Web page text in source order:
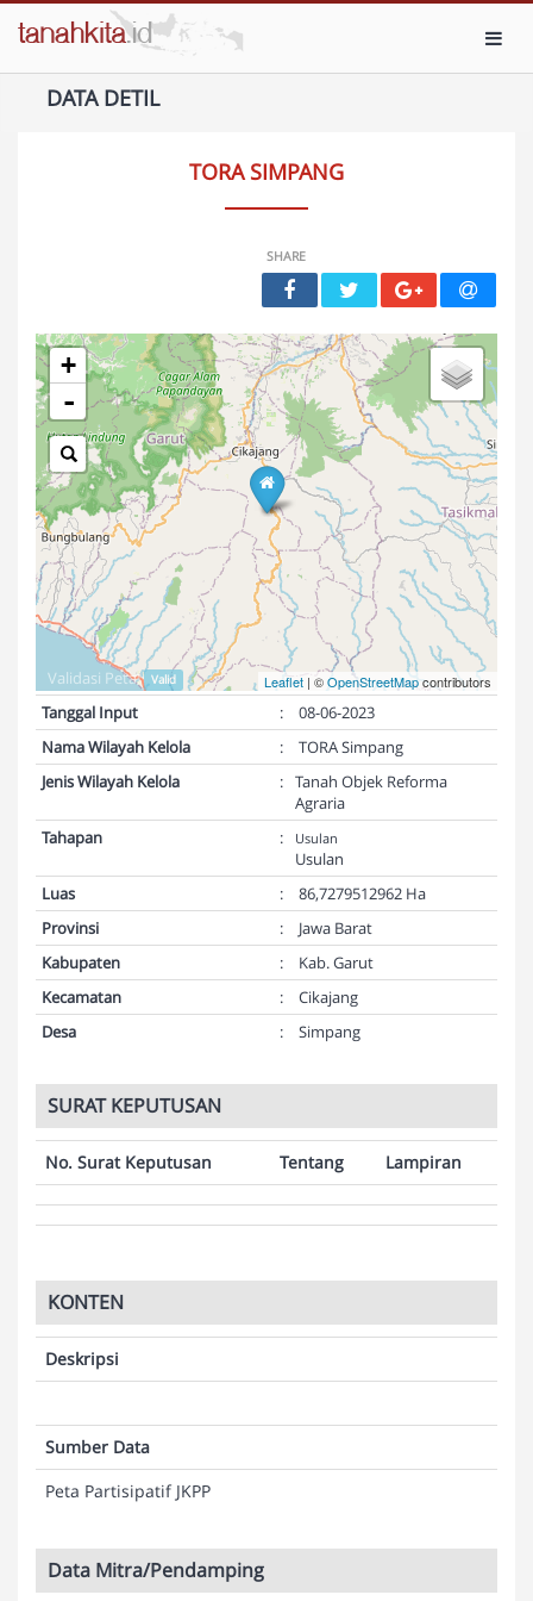
DATA DETIL
TORA SIMPANG
SHARE
+
-
Leaflet | ©OpenStreetMapcontributors
Validasi Peta: Valid
Tanggal Input :
08-06-2023
Nama Wilayah Kelola
:
TORA Simpang
Jenis Wilayah Kelola
: Tanah Objek Reforma
Agraria
Tahapan
: Usulan
Usulan
Luas
:
86,7279512962 Ha
Provinsi
:
Jawa Barat
Kabupaten
:
Kab. Garut
Kecamatan
:
Cikajang
Desa
: Simpang
SURAT KEPUTUSAN
No. Surat Keputusan Tentang Lampiran
KONTEN
Deskripsi
Sumber Data
Peta Partisipatif JKPP
Data Mitra/Pendamping